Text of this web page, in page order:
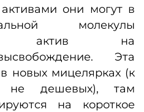
они могут в
молекулы
актив на
Эта
новых мицелярках (к
не дешевых), там
на короткое